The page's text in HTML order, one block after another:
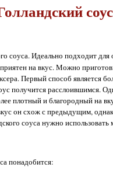
соус
соуса. Идеально подходит
на вкус. Можно
Первый способ является
получится расслоившимся.
плотный и благородный на
он схож с предыдущим,
соуса нужно
понадобится: